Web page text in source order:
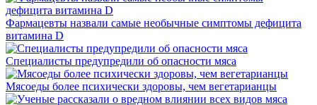
Фармацевты назвали самые необычные симптомы дефицита
витамина D
Специалисты предупредили об опасности мяса
Мясоеды более психически здоровы, чем вегетарианцы